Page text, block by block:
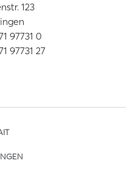
123
97731 0
97731 27